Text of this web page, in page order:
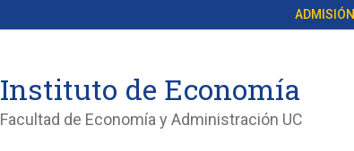
ADMISIÓN
Instituto de Economía
Facultad de Economía y Administración UC